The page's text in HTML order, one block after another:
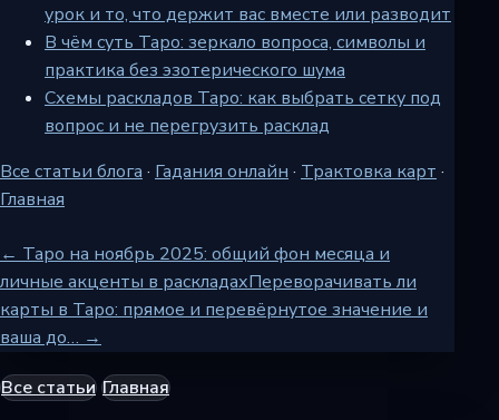
урок и то, что держит вас вместе или разводит
В чём суть Таро: зеркало вопроса, символы и
практика без эзотерического шума
Схемы раскладов Таро: как выбрать сетку под
вопрос и не перегрузить расклад
Все статьи блога · Гадания онлайн · Трактовка карт ·
Главная
← Таро на ноябрь 2025: общий фон месяца и
личные акценты в раскладахПереворачивать ли
карты в Таро: прямое и перевёрнутое значение и
ваша до… →
Все статьи Главная